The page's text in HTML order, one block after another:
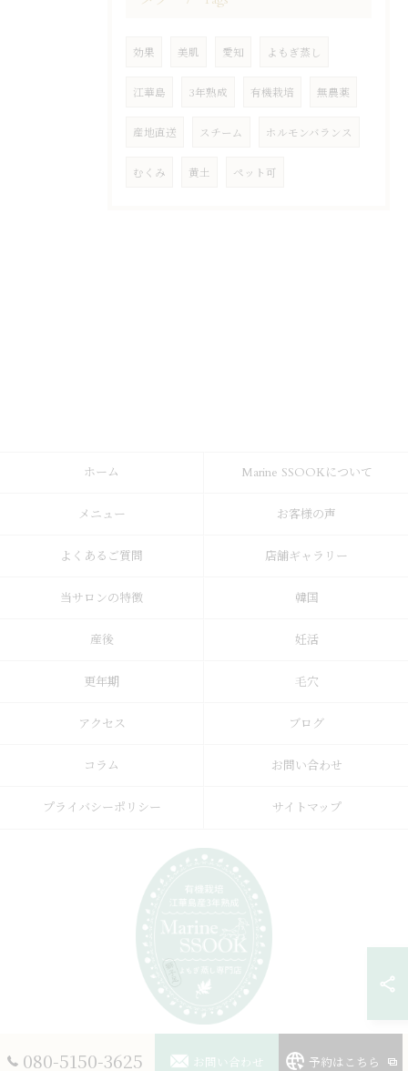
効果 美肌 愛知 よもぎ蒸し
江華島 3年熟成 有機栽培 無農薬
産地直送 スチーム ホルモンバランス
むくみ 黄土 ペット可
080-5150-3625 お問い合わせ 予約はこちら
ホーム Marine SSOOKについて
メニュー お客様の声
よくあるご質問 店舗ギャラリー
当サロンの特徴 韓国
産後 妊活
更年期 毛穴
アクセス ブログ
コラム お問い合わせ
プライバシーポリシー サイトマップ